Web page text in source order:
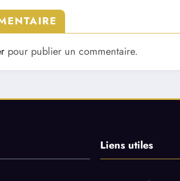
pour publier un commentaire.
Liens utiles